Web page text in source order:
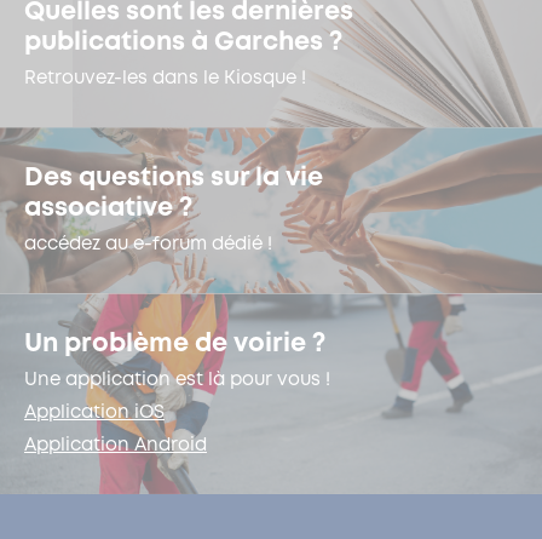
Quelles sont les dernières
publications à Garches ?
Retrouvez-les dans le Kiosque !
Des questions sur la vie
associative ?
accédez au e-forum dédié !
Un problème de voirie ?
Une application est là pour vous !
Application iOS
Application Android